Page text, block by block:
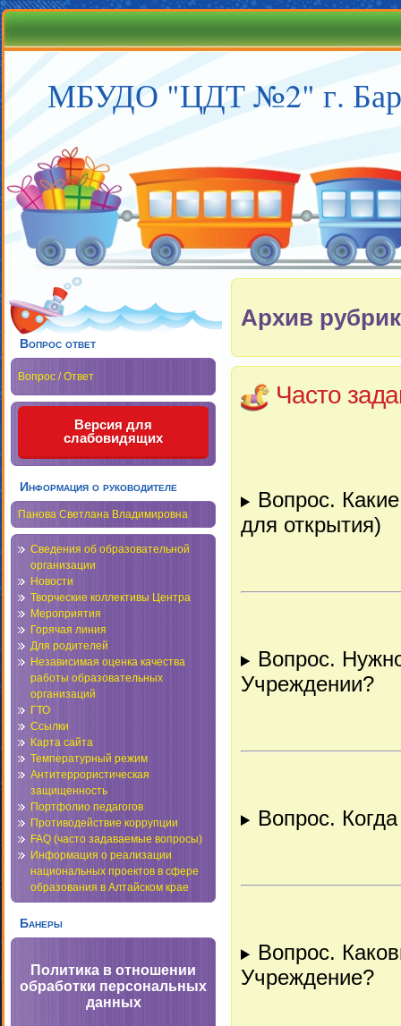
МБУДО "ЦДТ №2" г.
Вопрос ответ
Вопрос / Ответ
Версия для
слабовидящих
Информация о руководителе
Панова Светлана Владимировна
Сведения об образовательной
организации
Новости
Творческие коллективы Центра
Мероприятия
Горячая линия
Для родителей
Независимая оценка качества
работы образовательных
организаций
ГТО
Ссылки
Карта сайта
Температурный режим
Антитеррористическая
защищенность
Портфолио педагогов
Противодействие коррупции
FAQ (часто задаваемые вопросы)
Информация о реализации
национальных проектов в сфере
образования в Алтайском крае
Банеры
Политика в отношении
обработки персональных
данных
Архив
Часто
Вопрос.
для открытия)
Вопрос.
Учреждении?
Вопрос.
Вопрос.
Учреждение?